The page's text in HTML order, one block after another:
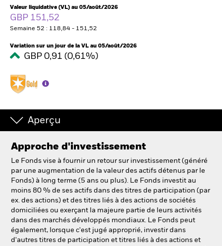
Valeur liquidative (VL) au 05/août/2026
GBP 151,52
Semaine 52 : 118,84 - 151,52
Variation sur un jour de la VL au 05/août/2026
GBP 0,91 (0,61%)
Aperçu
Approche d'investissement
Le Fonds vise à fournir un retour sur investissement (généré
par une augmentation de la valeur des actifs détenus par le
Fonds) à long terme (5 ans ou plus). Le Fonds investit au
moins 80 % de ses actifs dans des titres de participation (par
ex. des actions) et des titres liés à des actions de sociétés
domiciliées ou exerçant la majeure partie de leurs activités
dans des marchés développés mondiaux. Le Fonds peut
également, lorsque c'est jugé approprié, investir dans
d'autres titres de participation et titres liés à des actions et